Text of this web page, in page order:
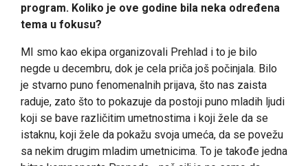
program. Koliko je ove godine bila neka određena
tema u fokusu?
MI smo kao ekipa organizovali Prehlad i to je bilo
negde u decembru, dok je cela priča još počinjala. Bilo
je stvarno puno fenomenalnih prijava, što nas zaista
raduje, zato što to pokazuje da postoji puno mladih ljudi
koji se bave različitim umetnostima i koji žele da se
istaknu, koji žele da pokažu svoja umeća, da se povežu
sa nekim drugim mladim umetnicima. To je takođe jedna